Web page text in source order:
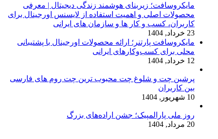
مایکروسافت؛ زیربنای هوشمند زندگی دیجیتال | معرفی
محصولات اصلی و اهمیت استفاده از لایسنس اورجینال برای
کاربران، کسب و کار ها و سازمان های ایرانی
23 خرداد, 1404
مایکروسافت پارتنر؛ ارائه محصولات اورجینال با پشتیبانی
محلی برای کسب‌وکارهای ایرانی
12 خرداد, 1404
پرشین چت و شلوغ چت محبوب ترین چت روم های فارسی
بین کاربران
10 شهریور, 1404
روز ملی پارالمپیک؛ جشن اراده‌های بزرگ
20 مرداد, 1404